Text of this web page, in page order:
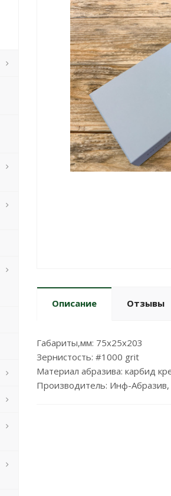
Описание Отзывы
Габариты,мм: 75х25х203
Зернистость: #1000 grit
Материал абразива: карбид
Производитель: Инф-Абразив,